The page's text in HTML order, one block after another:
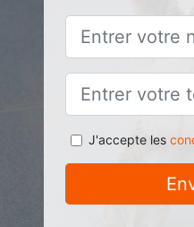
J'accepte les